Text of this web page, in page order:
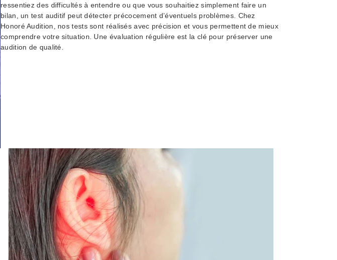
ressentiez des difficultés à entendre ou que vous souhaitiez simplement faire un
bilan, un test auditif peut détecter précocement d’éventuels problèmes. Chez
Honoré Audition, nos tests sont réalisés avec précision et vous permettent de mieux
comprendre votre situation. Une évaluation régulière est la clé pour préserver une
audition de qualité.